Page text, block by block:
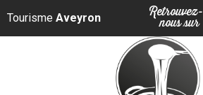
Panneau de gestion des cookies
Tourisme Aveyron Retrouvez-
nous sur